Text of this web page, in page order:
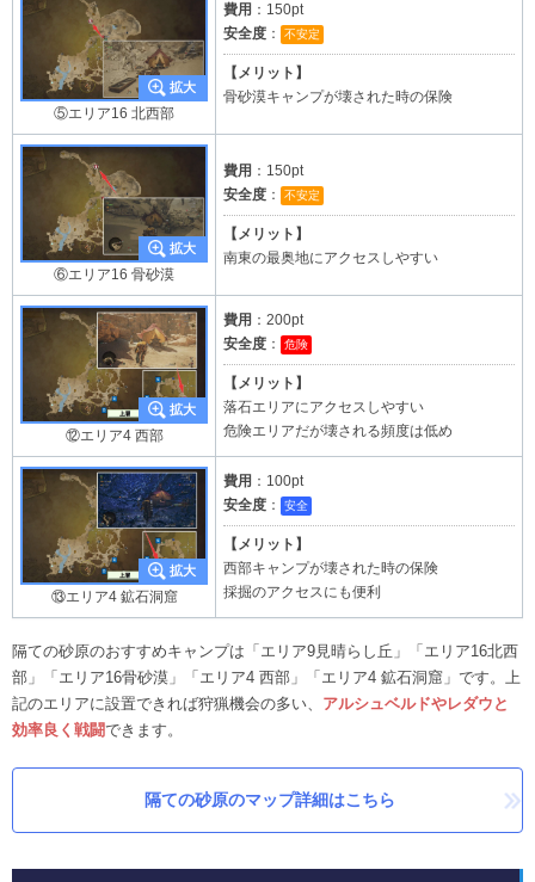
⑤エリア16 北西部
費用 ：150pt
安全度 ： 不安定
【メリット】
骨砂漠キャンプが壊された時の保険
⑥エリア16 骨砂漠
費用 ：150pt
安全度 ： 不安定
【メリット】
南東の最奥地にアクセスしやすい
⑫エリア4 西部
費用 ：200pt
安全度 ： 危険
【メリット】
落石エリアにアクセスしやすい
危険エリアだが壊される頻度は低め
⑬エリア4 鉱石洞窟
費用 ：100pt
安全度 ： 安全
【メリット】
西部キャンプが壊された時の保険
採掘のアクセスにも便利
隔ての砂原のおすすめキャンプは「エリア9見晴らし丘」「エリア16北西
部」「エリア16骨砂漠」「エリア4 西部」「エリア4 鉱石洞窟」です。上
記のエリアに設置できれば狩猟機会の多い、 アルシュベルドやレダウと
効率良く戦闘できます。
隔ての砂原のマップ詳細はこちら